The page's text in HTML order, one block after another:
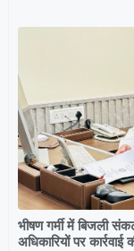
भीषण गर्मी में बिजली
अधिकारियों पर कार्रवाई